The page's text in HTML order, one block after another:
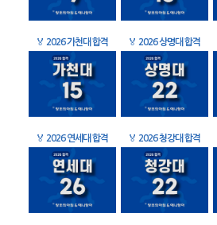
🏅 2026 가천대 합격 🏅 2026 상명대 합격
🏅 2026 연세대 합격 🏅 2026 청강대 합격